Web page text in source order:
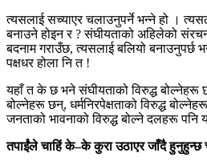
त्यसलाई सच्याएर चलाउनुपर्ने भन्ने हो ।
बनाउने होइन र ? संघीयताको अहिलेको
बदनाम गराउँछ, त्यसलाई बलियो बनाउनुपर्छ
पक्षधर होला नि त !
यहाँ त के छ भने संघीयताको विरुद्ध बोल्नेहरू
बोल्नेहरू छन्, धर्मनिरपेक्षताको विरुद्ध
जनताको भावनाको विरुद्ध बोल्ने दलहरू पनि
तपाईंले चाहिं के–के कुरा उठाएर जाँदै हुनुहुन्छ